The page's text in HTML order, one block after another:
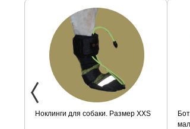
Ноклинги для собаки. Размер XXS